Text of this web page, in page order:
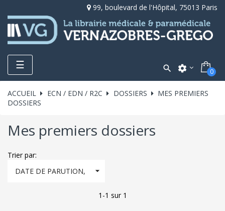
99, boulevard de l'Hôpital, 75013 Paris
Toggle
navigation
☰  settings 0
ACCUEIL ECN / EDN / R2C DOSSIERS
MES PREMIERS
DOSSIERS
Mes premiers dossiers
Trier par:
DATE DE PARUTION,

1-1 sur 1